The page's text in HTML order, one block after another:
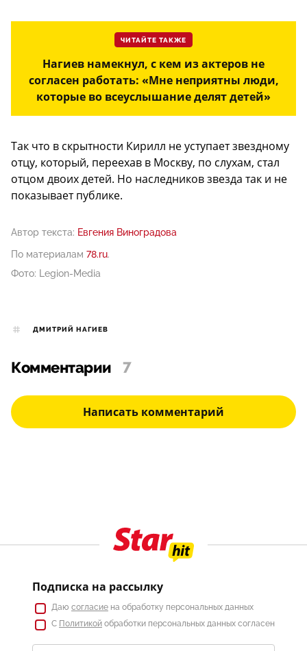
ЧИТАЙТЕ ТАКЖЕ
Нагиев намекнул, с кем из актеров не
согласен работать: «Мне неприятны люди,
которые во всеуслышание делят детей»
Так что в скрытности Кирилл не уступает звездному
отцу, который, переехав в Москву, по слухам, стал
отцом двоих детей. Но наследников звезда так и не
показывает публике.
Автор текста: Евгения Виноградова
По материалам 78.ru.
Фото: Legion-Media
ДМИТРИЙ НАГИЕВ
Комментарии 7
Написать комментарий
Подписка на рассылку
Даю согласие на обработку персональных данных
С Политикой обработки персональных данных согласен